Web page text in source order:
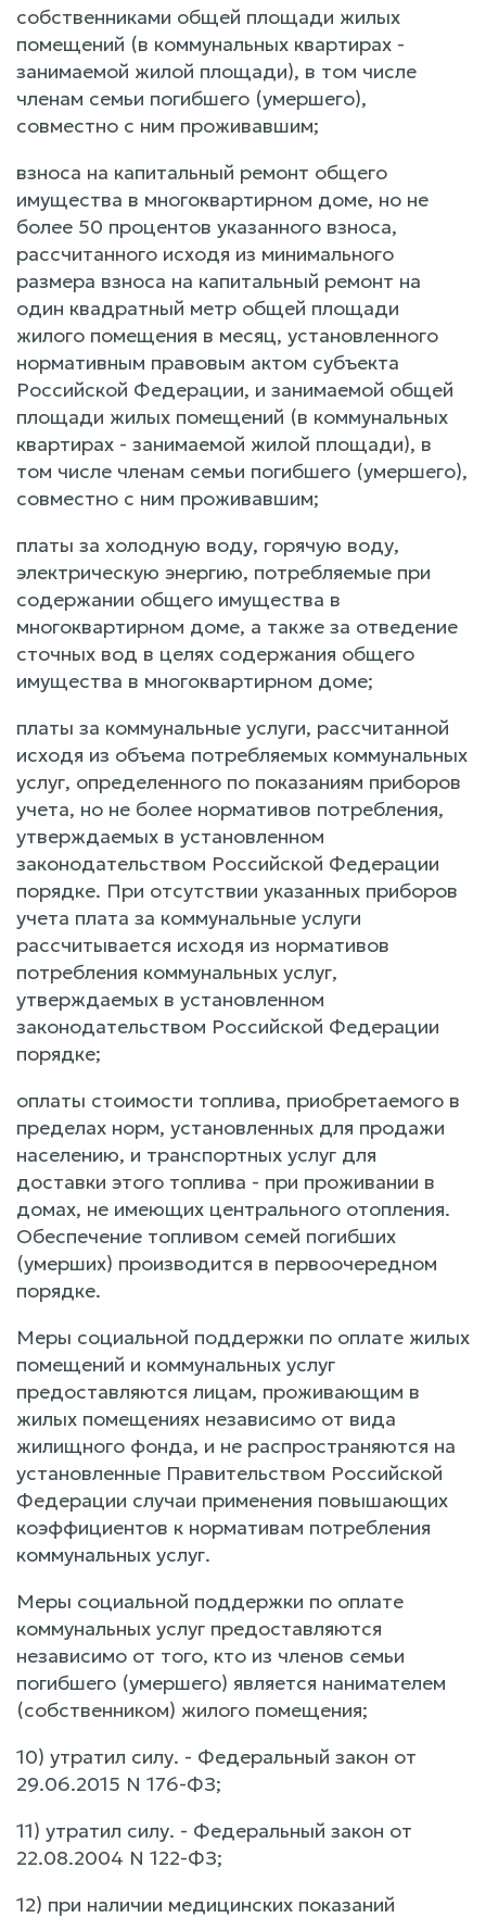
собственниками общей площади жилых
помещений (в коммунальных квартирах -
занимаемой жилой площади), в том числе
членам семьи погибшего (умершего),
совместно с ним проживавшим;
взноса на капитальный ремонт общего
имущества в многоквартирном доме, но не
более 50 процентов указанного взноса,
рассчитанного исходя из минимального
размера взноса на капитальный ремонт на
один квадратный метр общей площади
жилого помещения в месяц, установленного
нормативным правовым актом субъекта
Российской Федерации, и занимаемой общей
площади жилых помещений (в коммунальных
квартирах - занимаемой жилой площади), в
том числе членам семьи погибшего (умершего),
совместно с ним проживавшим;
платы за холодную воду, горячую воду,
электрическую энергию, потребляемые при
содержании общего имущества в
многоквартирном доме, а также за отведение
сточных вод в целях содержания общего
имущества в многоквартирном доме;
платы за коммунальные услуги, рассчитанной
исходя из объема потребляемых коммунальных
услуг, определенного по показаниям приборов
учета, но не более нормативов потребления,
утверждаемых в установленном
законодательством Российской Федерации
порядке. При отсутствии указанных приборов
учета плата за коммунальные услуги
рассчитывается исходя из нормативов
потребления коммунальных услуг,
утверждаемых в установленном
законодательством Российской Федерации
порядке;
оплаты стоимости топлива, приобретаемого в
пределах норм, установленных для продажи
населению, и транспортных услуг для
доставки этого топлива - при проживании в
домах, не имеющих центрального отопления.
Обеспечение топливом семей погибших
(умерших) производится в первоочередном
порядке.
Меры социальной поддержки по оплате жилых
помещений и коммунальных услуг
предоставляются лицам, проживающим в
жилых помещениях независимо от вида
жилищного фонда, и не распространяются на
установленные Правительством Российской
Федерации случаи применения повышающих
коэффициентов к нормативам потребления
коммунальных услуг.
Меры социальной поддержки по оплате
коммунальных услуг предоставляются
независимо от того, кто из членов семьи
погибшего (умершего) является нанимателем
(собственником) жилого помещения;
10) утратил силу. - Федеральный закон от
29.06.2015 N 176-ФЗ;
11) утратил силу. - Федеральный закон от
22.08.2004 N 122-ФЗ;
12) при наличии медицинских показаний